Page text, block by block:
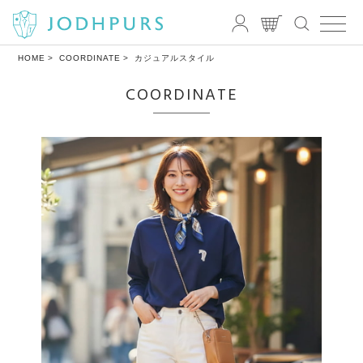
HOME COORDINATE カジュアルスタイル
COORDINATE